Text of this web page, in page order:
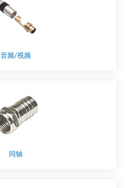
音频/视频
同轴